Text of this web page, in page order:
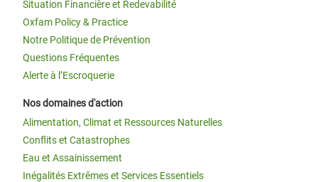
Situation Financière et Redevabilité
Oxfam Policy & Practice
Notre Politique de Prévention
Questions Fréquentes
Alerte à l’Escroquerie
Nos domaines d'action
Alimentation, Climat et Ressources Naturelles
Conflits et Catastrophes
Eau et Assainissement
Inégalités Extrêmes et Services Essentiels